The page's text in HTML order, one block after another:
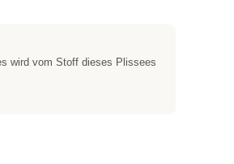
wird vom Stoff dieses Plissees